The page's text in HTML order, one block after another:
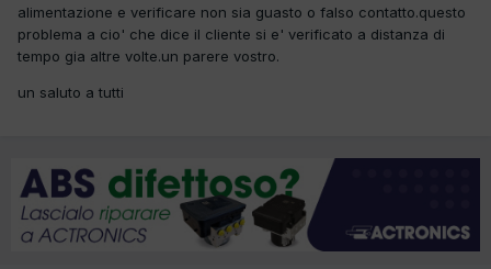
alimentazione e verificare non sia guasto o falso contatto.questo
problema a cio' che dice il cliente si e' verificato a distanza di
tempo gia altre volte.un parere vostro.
un saluto a tutti